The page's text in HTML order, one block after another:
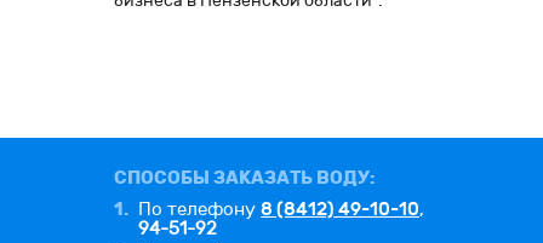
СПОСОБЫ ЗАКАЗАТЬ ВОДУ:
1. По телефону 8 (8412) 49-10-10,
94-51-92